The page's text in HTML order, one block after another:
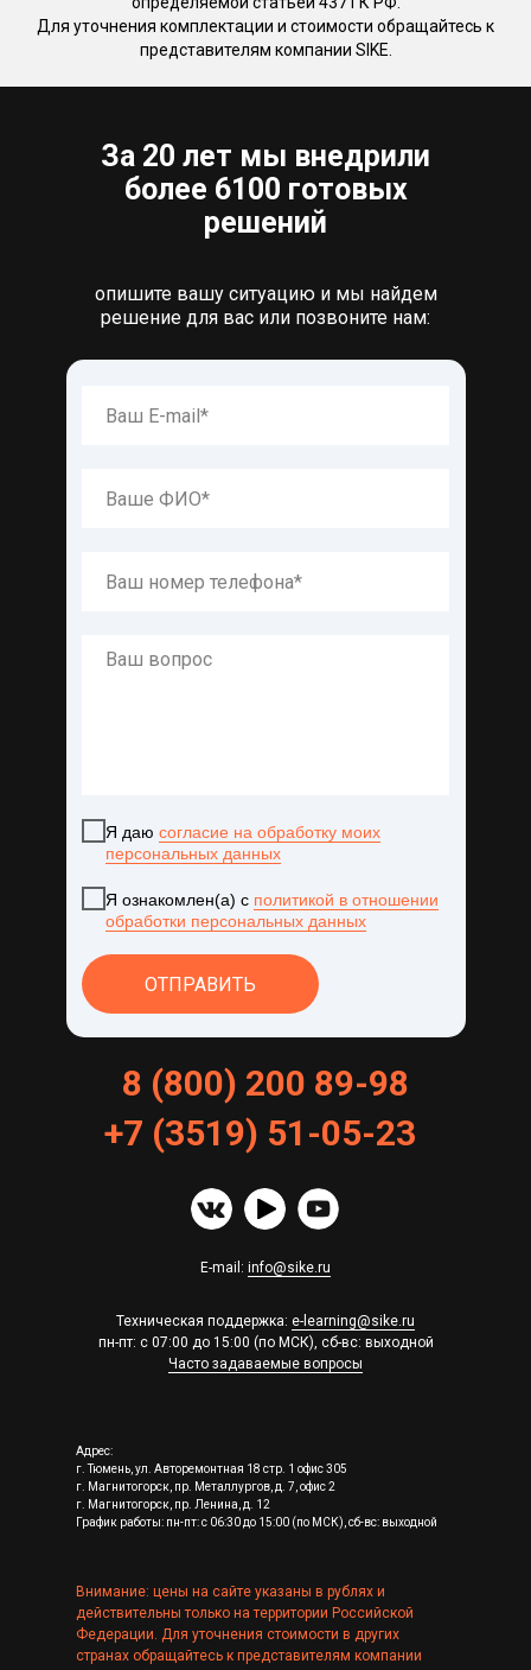
Для уточнения комплектации и стоимости обращайтесь к
представителям компании SIKE.
8 (800) 200 89-98
За 20 лет мы внедрили
более 6100 готовых
решений
+7 (3519) 51 -05-23
E-mail: info@sike.ru
опишите вашу ситуацию и мы найдем
решение для вас или позвоните нам:
Адрес:
г. Тюмень, ул. Авторемонтная 18 стр. 1 офис 305
г. Магнитогорск, пр. Металлургов, д. 7, офис 2
г. Магнитогорск, пр. Ленина, д. 12
График работы: пн-пт: с 06:30 до 15:00 (по МСК), сб-вс: выходной
Техническая поддержка: e-learning@sike.ru
пн-пт: с 07:00 до 15:00 (по МСК), сб-вс: выходной
Часто задаваемые вопросы
Внимание: цены на сайте указаны в рублях и
действительны только на территории Российской
Федерации. Для уточнения стоимости в других
странах обращайтесь к представителям компании
Я даю согласие на обработку моих
персональных данных
Я ознакомлен(а) с политикой в отношении
обработки персональных данных
ОТПРАВИТЬ